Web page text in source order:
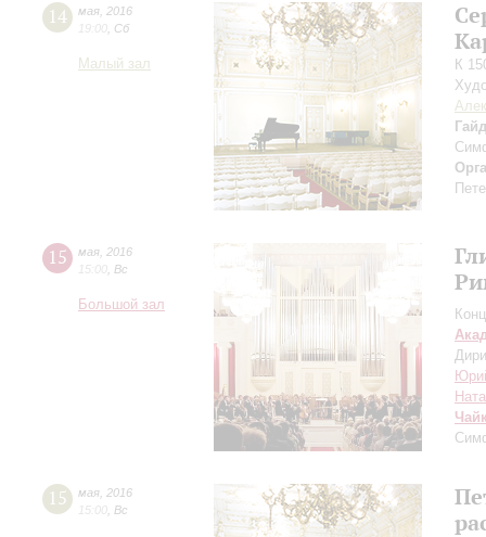
14 мая 2016
19:00 Сб
Малый зал
К
15 мая 2016
15:00 Вс
Большой зал
15 мая 2016
15:00 Вс